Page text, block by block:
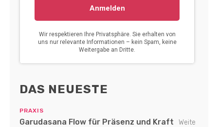
DAS NEUESTE
PRAXIS
Garudasana Flow für Präsenz und Kraft
Weite